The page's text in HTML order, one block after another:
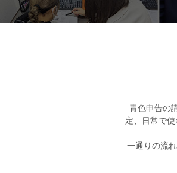
青色申告の
定、日常で
一通りの流